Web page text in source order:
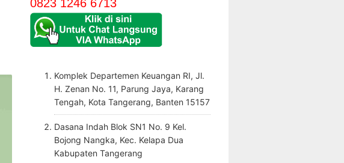
0823 1246 6713
Komplek Departemen Keuangan RI, Jl.
H. Zenan No. 11, Parung Jaya, Karang
Tengah, Kota Tangerang, Banten 15157
Dasana Indah Blok SN1 No. 9 Kel.
Bojong Nangka, Kec. Kelapa Dua
Kabupaten Tangerang